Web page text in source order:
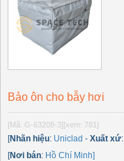
Bảo ôn cho bẫy hơi
[Mã: G-63208-3] [xem: 781]
[Nhãn hiệu: Uniclad - Xuất xứ:
[Nơi bán: Hồ Chí Minh]